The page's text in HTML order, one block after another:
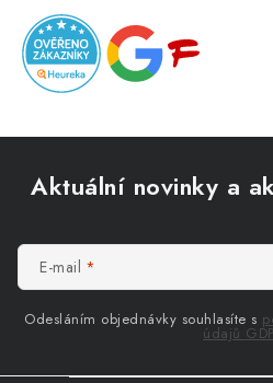
Aktuální novinky a
E-mail
Odesláním objednávky souhlasíte s
údajů
Z